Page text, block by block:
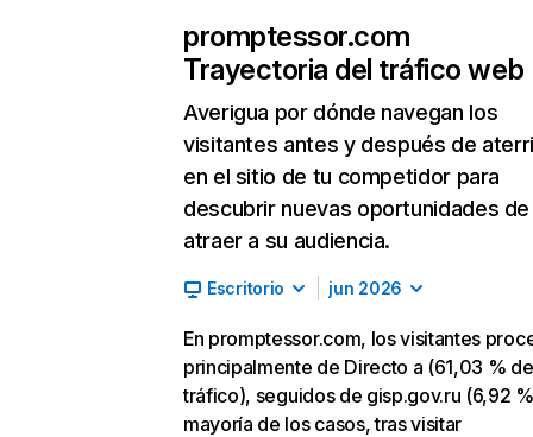
promptessor.com
Trayectoria del tráfico web
Averigua por dónde navegan los
visitantes antes y después de
en el sitio de tu competidor para
descubrir nuevas oportunidades de
atraer a su audiencia.
Escritorio jun 2026
En promptessor.com, los visitantes
principalmente de Directo a (61,03 % de
tráfico), seguidos de gisp.gov.ru (6,92
mayoría de los casos, tras visitar